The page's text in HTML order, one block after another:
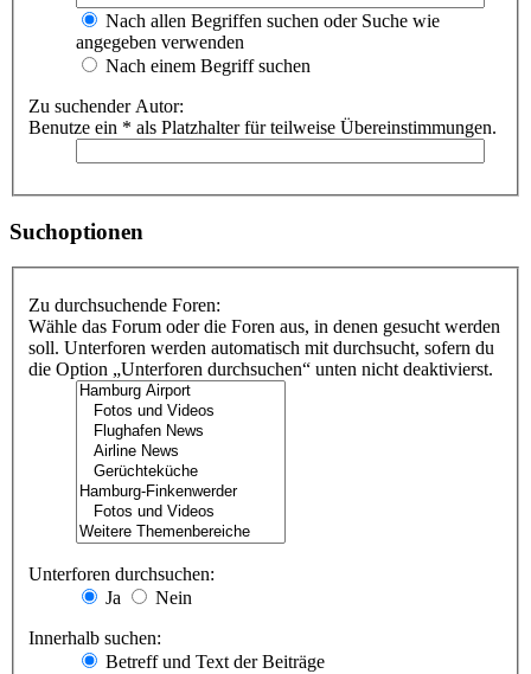
Nach allen Begriffen suchen oder Suche wie
angegeben verwenden
Nach einem Begriff suchen
Zu suchender Autor:
Benutze ein * als Platzhalter für teilweise Übereinstimmungen.
Suchoptionen
Zu durchsuchende Foren:
Wähle das Forum oder die Foren aus, in denen gesucht werden
soll. Unterforen werden automatisch mit durchsucht, sofern du
die Option „Unterforen durchsuchen“ unten nicht deaktivierst.
Unterforen durchsuchen:
Ja
Nein
Innerhalb suchen:
Betreff und Text der Beiträge